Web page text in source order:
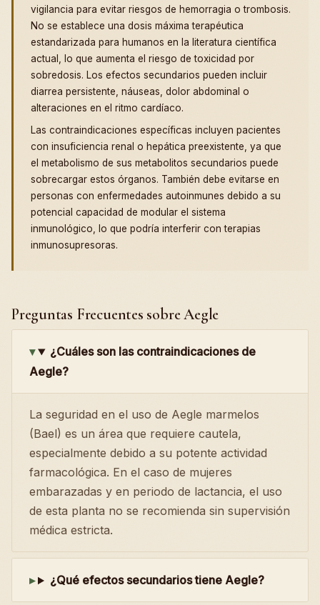
vigilancia para evitar riesgos de hemorragia o trombosis.
No se establece una dosis máxima terapéutica
estandarizada para humanos en la literatura científica
actual, lo que aumenta el riesgo de toxicidad por
sobredosis. Los efectos secundarios pueden incluir
diarrea persistente, náuseas, dolor abdominal o
alteraciones en el ritmo cardíaco.
Las contraindicaciones específicas incluyen pacientes
con insuficiencia renal o hepática preexistente, ya que
el metabolismo de sus metabolitos secundarios puede
sobrecargar estos órganos. También debe evitarse en
personas con enfermedades autoinmunes debido a su
potencial capacidad de modular el sistema
inmunológico, lo que podría interferir con terapias
inmunosupresoras.
Preguntas Frecuentes sobre Aegle
¿Cuáles son las contraindicaciones de
Aegle?
La seguridad en el uso de Aegle marmelos
(Bael) es un área que requiere cautela,
especialmente debido a su potente actividad
farmacológica. En el caso de mujeres
embarazadas y en periodo de lactancia, el uso
de esta planta no se recomienda sin supervisión
médica estricta.
¿Qué efectos secundarios tiene Aegle?